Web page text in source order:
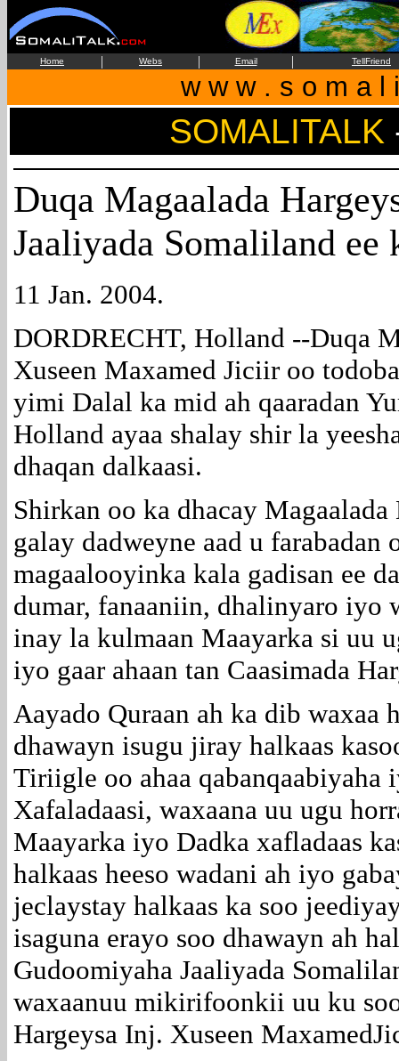
Home | Webs | Email | TellFriend
w w w . s o m a l
SOMALITALK
Duqa Magaalada
Jaaliyada Somaliland
11 Jan. 2004.
DORDRECHT, Holland --Duqa
Xuseen Maxamed Jiciir oo
yimi Dalal ka mid ah qaaradan
Holland ayaa shalay shir la
dhaqan dalkaasi.
Shirkan oo ka dhacay
galay dadweyne aad u farabadan
magaalooyinka kala gadisan ee
dumar, fanaaniin, dhalinyaro iyo
inay la kulmaan Maayarka si uu
iyo gaar ahaan tan Caasimada
Aayado Quraan ah ka dib waxaa
dhawayn isugu jiray halkaas
Tiriigle oo ahaa qabanqaabiyaha
Xafaladaasi, waxaana uu ugu
Maayarka iyo Dadka xafladaas
halkaas heeso wadani ah iyo
jeclaystay halkaas ka soo
isaguna erayo soo dhawayn ah
Gudoomiyaha Jaaliyada
waxaanuu mikirifoonkii uu ku
Hargeysa Inj. Xuseen